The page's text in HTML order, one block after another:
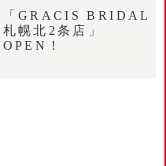
「GRACIS BRIDAL
札幌北2条店」
OPEN！